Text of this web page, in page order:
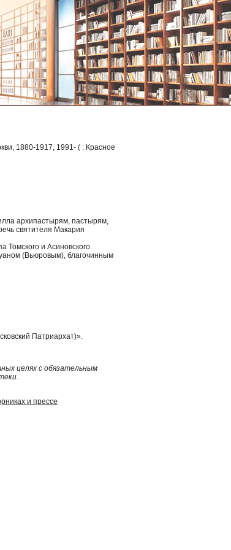
1880-1917, 1991- ( : Красное
архипастырям, пастырям,
святителя Макария
Томского и Асиновского.
(Вьюровым), благочинным
Патриархат)».
целях с обязательным
и прессе